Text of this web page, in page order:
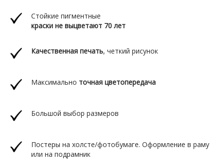
Стойкие пигментные
краски не выцветают 70 лет
Качественная печать, четкий рисунок
Максимально точная цветопередача
Большой выбор размеров
Постеры на холсте/фотобумаге. Оформление в раму
или на подрамник